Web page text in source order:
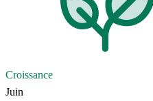
Croissance
Juin